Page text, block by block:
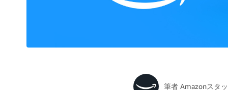
筆者 Amazonスタ